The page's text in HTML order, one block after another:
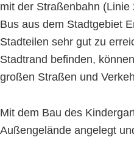
mit der Straßenbahn (Linie
Bus aus dem Stadtgebiet
Stadteilen sehr gut zu
Stadtrand befinden,
großen Straßen und
Mit dem Bau des
Außengelände angelegt